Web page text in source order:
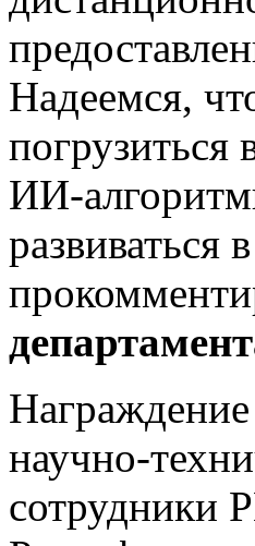
Надеемся,
ИИ-
развиваться
научно-
сотрудники